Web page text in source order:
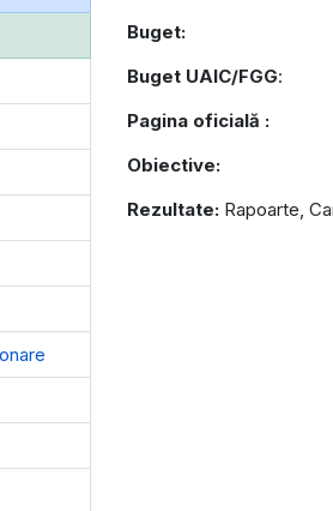
Buget:
Buget UAIC/FGG:
Pagina oficială :
Obiective:
Rezultate: Rapoarte,